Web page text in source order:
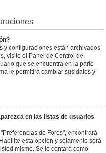
y configuraciones están archivados
visite el Panel de Control de
que se encuentra en la parte
le permitirá cambiar sus datos y
en las listas de usuarios
de Foros", encontrará
esta opción y solamente será
mismo. Se le contará como